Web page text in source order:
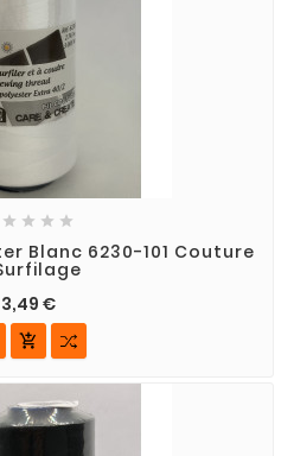
   
Blanc 6230-101 Couture
3,49 €
